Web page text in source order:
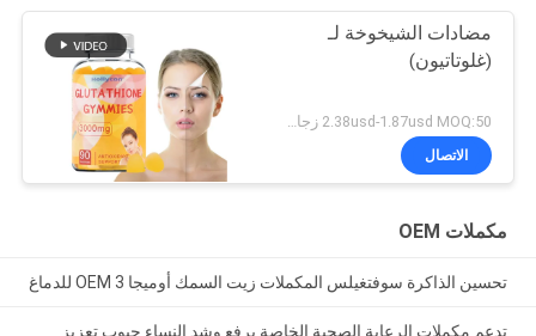
مضادات الشيخوخة لـ
(غلوتاتيون)
الاتصال
مكملات OEM
تحسين الذاكرة سوفتغيلس المكملات زيت السمك أوميجا 3 OEM للدماغ
تدعم مكملات الرعاية الصحية الخاصة برفع وشد النساء حبوب تعزيز